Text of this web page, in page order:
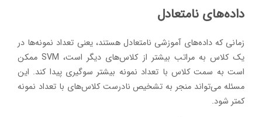
داده‌های نامتعادل
زمانی که داده‌های آموزشی نامتعادل هستند، یعنی تعداد نمونه‌ها در
یک کلاس به مراتب بیشتر از کلاس‌های دیگر است، SVM ممکن
است به سمت کلاس با تعداد نمونه بیشتر سوگیری پیدا کند. این
مسئله می‌تواند منجر به تشخیص نادرست کلاس‌های با تعداد نمونه
کمتر شود.